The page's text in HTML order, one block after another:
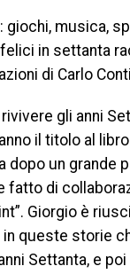
giochi, musica,
in settanta
di Carlo
gli anni
il titolo al
dopo un grande
fatto di
Giorgio è
queste storie
Settanta, e